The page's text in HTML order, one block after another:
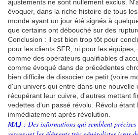
ajustements ne sont nullement exclus.
évoquer, dans la riche histoire de tous
monde ayant un jour été signés à
que certains ont débouché sur des
Conclusion : il est bien trop tôt pour
pour les clients SFR, ni pour les
comme des opérateurs qualifiables
comme évoqué dans de précédentes
bien difficile de dissocier ce petit (voire
d'un univers qui entre dans une nouvelle
récupérant leur cuivre, d'autres mettant
vedettes d'un passé révolu. Révolu étant
immédiatement après révolution.
MAJ: Des informations qui semblent